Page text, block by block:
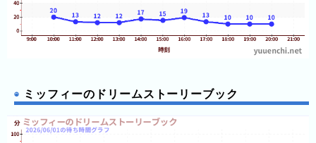
ミッフィーのドリームストーリーブック